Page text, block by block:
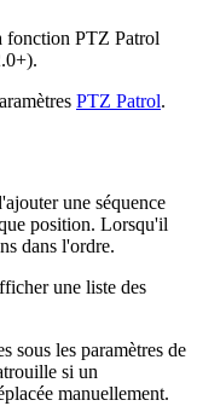
fonction PTZ Patrol
PTZ Patrol.
une séquence
position. Lorsqu'il
dans l'ordre.
une liste des
sous les paramètres de
si un
manuellement.